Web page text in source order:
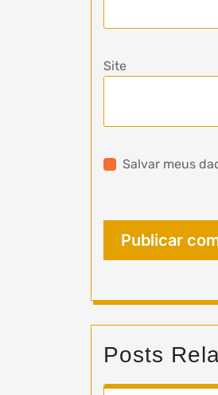
Site
Salvar meus
Posts